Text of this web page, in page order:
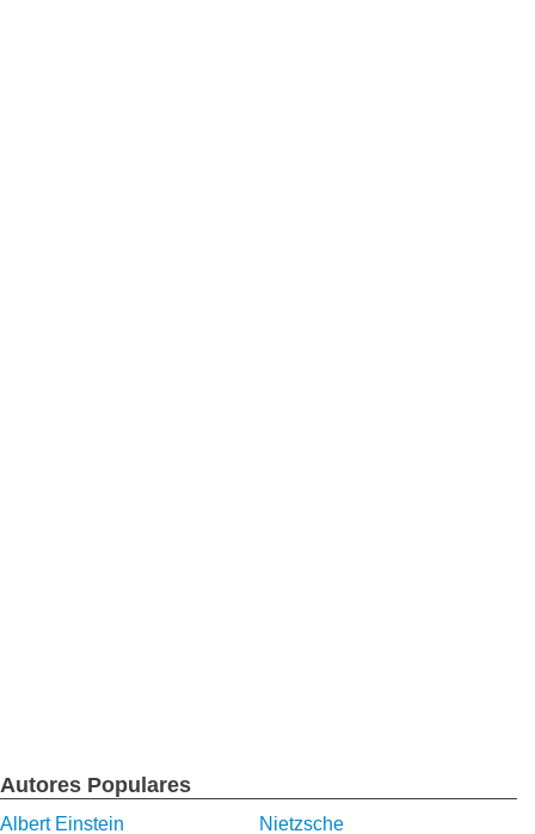
Autores Populares
Albert Einstein Nietzsche